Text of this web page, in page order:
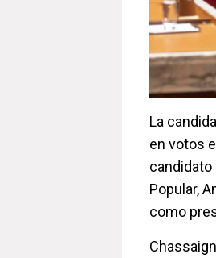
La
en votos
candidato
Popular,
como